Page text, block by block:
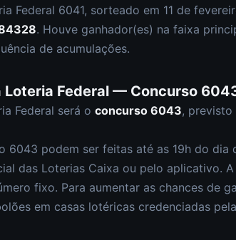
Federal 6041, sorteado em 11 de
. Houve ganhador(es) na faixa
de acumulações.
Loteria Federal — Concurso
Federal será o concurso 6043, previsto
6043 podem ser feitas até as 19h do dia
das Loterias Caixa ou pelo aplicativo.
fixo. Para aumentar as chances de
em casas lotéricas credenciadas